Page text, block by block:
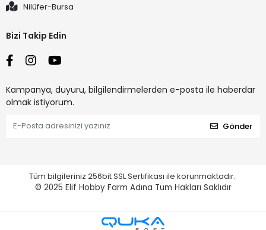
Nilüfer-Bursa
Bizi Takip Edin
Kampanya, duyuru, bilgilendirmelerden e-posta ile haberdar
olmak istiyorum.
Gönder
Tüm bilgileriniz 256bit SSL Sertifikası ile korunmaktadır.
© 2025 Elif Hobby Farm Adına Tüm Hakları Saklıdır